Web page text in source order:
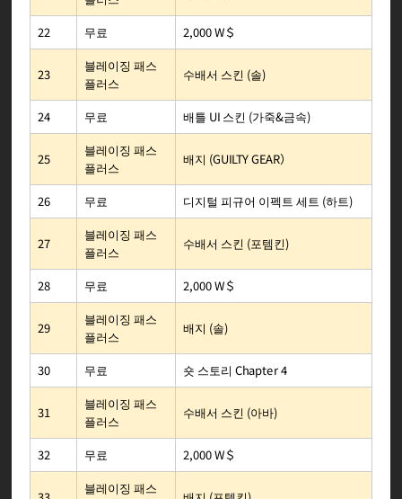
22 무료 2,000 W＄
23
블레이징 패스
플러스
수배서 스킨 (솔)
24 무료 배틀 UI 스킨 (가죽&금속)
25
블레이징 패스
플러스
배지 (GUILTY GEAR）
26 무료 디지털 피규어 이펙트 세트 (하트)
27
블레이징 패스
플러스
수배서 스킨 (포템킨)
28 무료 2,000 W＄
29
블레이징 패스
플러스
배지 (솔)
30 무료 숏 스토리 Chapter 4
31
블레이징 패스
플러스
수배서 스킨 (아바)
32 무료 2,000 W＄
블레이징 패스